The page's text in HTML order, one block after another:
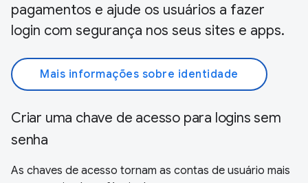
pagamentos e ajude os usuários a fazer
login com segurança nos seus sites e apps.
Mais informações sobre identidade
Criar uma chave de acesso para logins sem
senha
As chaves de acesso tornam as contas de usuário mais